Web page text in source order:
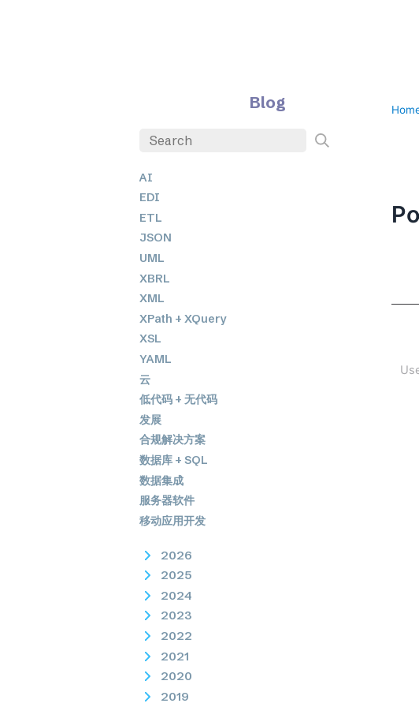
Blog
AI
EDI
ETL
JSON
UML
XBRL
XML
XPath + XQuery
XSL
YAML
云
低代码 + 无代码
发展
合规解决方案
数据库 + SQL
数据集成
服务器软件
移动应用开发
2026
2025
2024
2023
2022
2021
2020
2019